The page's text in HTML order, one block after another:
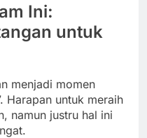
Ini:
untuk
menjadi momen
Harapan untuk meraih
namun justru hal ini